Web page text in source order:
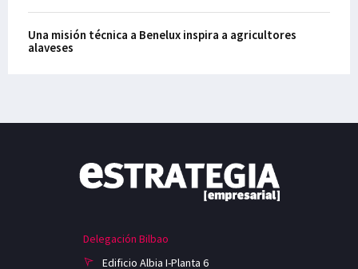
Una misión técnica a Benelux inspira a agricultores
alaveses
Delegación Bilbao
Edificio Albia I-Planta 6